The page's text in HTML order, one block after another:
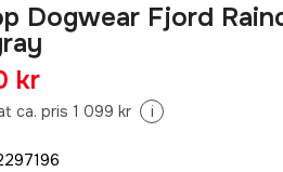
Dogwear Fjord
kr
ca. pris 1 099 kr i